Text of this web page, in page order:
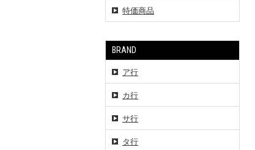
特価商品
BRAND
ア行
カ行
サ行
タ行